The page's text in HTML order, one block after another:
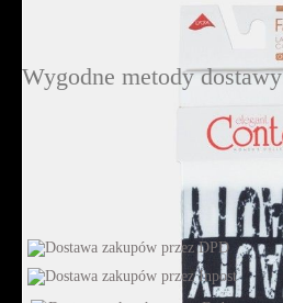
Wygodne metody dostawy